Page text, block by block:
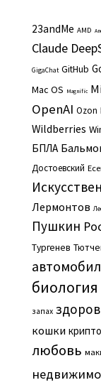
23andMe AMD
Claude
GigaChat GitHub
Mac OS Magnific
OpenAI Ozon
Wildberries
БПЛА
Достоевский
Лермонтов
Пушкин
Тургенев
биология
запах
кошки
любовь